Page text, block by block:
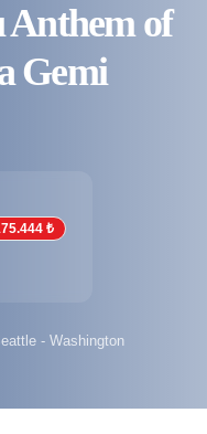
Anthem of
Gemi
₺
- Washington